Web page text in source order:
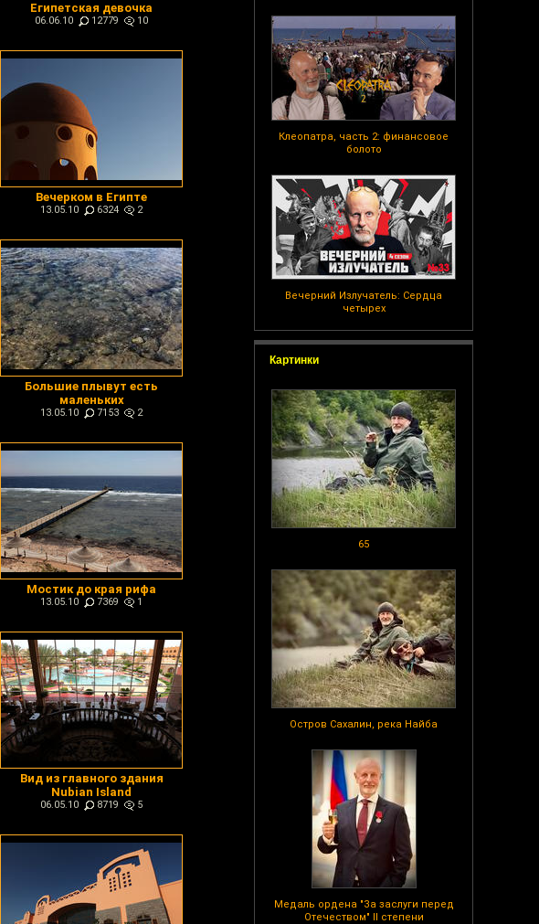
Клеопатра, часть 2: финансовое
болото
Вечерний Излучатель: Сердца
четырех
Картинки
65
Остров Сахалин, река Найба
Медаль ордена "За заслуги перед
Отечеством" II степени
Египетская девочка
06.06.10 12779 10
Вечерком в Египте
13.05.10 6324 2
Большие плывут есть
маленьких
13.05.10 7153 2
Мостик до края рифа
13.05.10 7369 1
Вид из главного здания
Nubian Island
06.05.10 8719 5